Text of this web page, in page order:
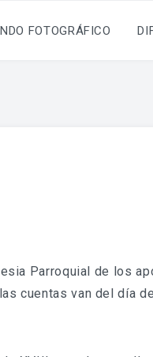
FOTOGRÁFICO
Parroquial de los
cuentas van del día